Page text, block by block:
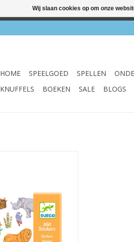
HOME SPEELGOED SPELLEN
KNUFFELS
BOEKEN SALE BLOGS
Wij slaan cookies op om onze
✔ Winkel & webshop ✔